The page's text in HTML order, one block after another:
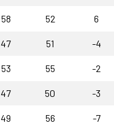
58 52 6
47 51 -4
53 55 -2
47 50 -3
49 56 -7